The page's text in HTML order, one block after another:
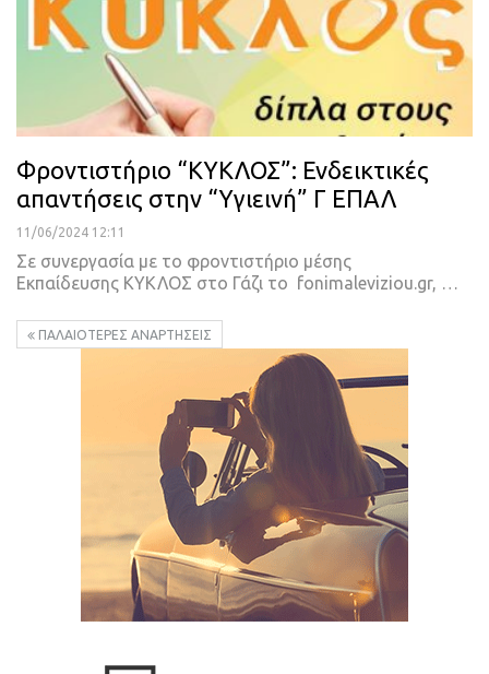
Φροντιστήριο “ΚΥΚΛΟΣ”: Ενδεικτικές
απαντήσεις στην “Υγιεινή” Γ ΕΠΑΛ
11/06/2024 12:11
Σε συνεργασία με το φροντιστήριο μέσης
Εκπαίδευσης ΚΥΚΛΟΣ στο Γάζι το fonimaleviziou.gr, …
ΠΑΛΑΙΌΤΕΡΕΣ ΑΝΑΡΤΉΣΕΙΣ